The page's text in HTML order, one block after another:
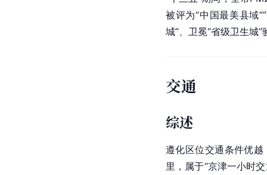
被评为“中国最美县域
城”、卫冕“省级卫生城
交通
综述
遵化区位交通条件优越
里，属于“京津一小时